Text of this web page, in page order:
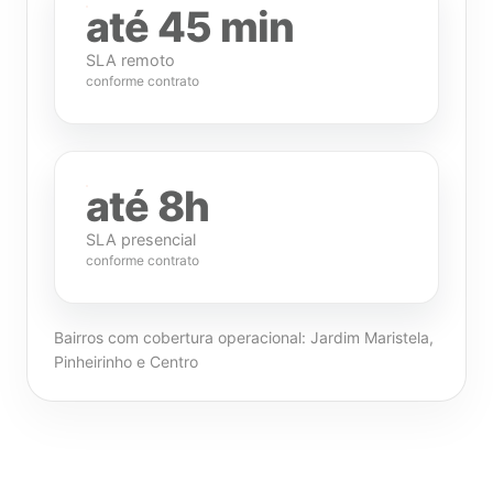
até 45 min
SLA remoto
conforme contrato
até 8h
SLA presencial
conforme contrato
Bairros com cobertura operacional: Jardim Maristela,
Pinheirinho e Centro